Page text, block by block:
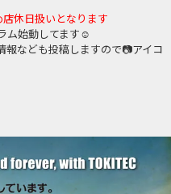
休日扱いとなります
ム始動してます☺
も投稿しますので📷アイコ